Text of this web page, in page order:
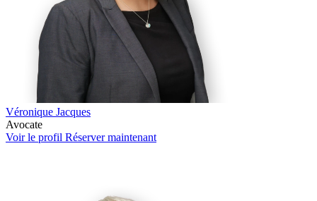
Véronique Jacques
Avocate
Voir le profil Réserver maintenant